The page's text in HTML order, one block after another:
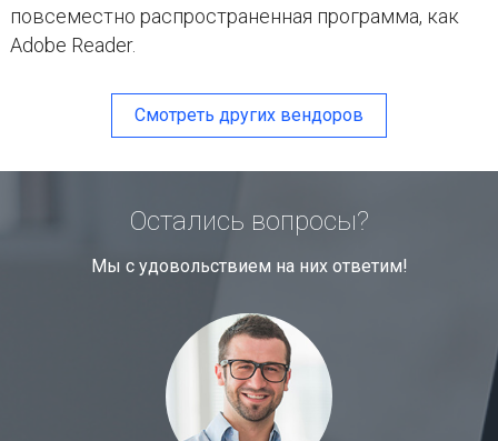
повсеместно распространенная программа, как
Adobe Reader.
Смотреть других вендоров
Остались вопросы?
Мы с удовольствием на них ответим!